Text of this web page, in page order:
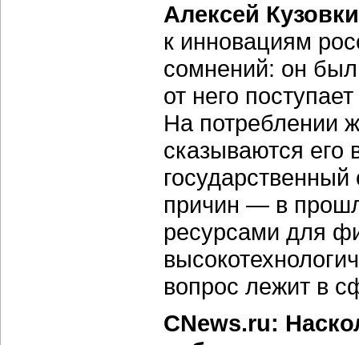
Алексей
к инновациям
сомнений: он
от него
На потреблении
сказываются
причин — в
ресурсами для
вопрос лежит в
CNews.ru: